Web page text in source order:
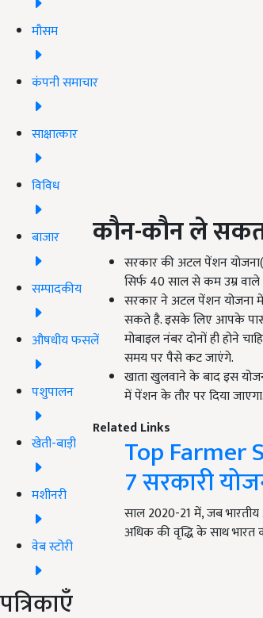
मौसम
कंपनी समाचार
साक्षात्कार
विविध
बाजार
सम्पादकीय
औषधीय फसलें
पशुपालन
खेती-बाड़ी
मशीनरी
वेब स्टोरी
पत्रिकाएँ
कौन-कौन ले
सरकार की अटल पेंशन
सिर्फ 40 साल से कम उम्र
सरकार ने अटल पेंशन योजना
सकते है. इसके लिए आपके पास
मोबाइल नंबर दोनों ही होने
समय पर पैसे कट जाएंगे.
खाता खुलवाने के बाद इस
में पेंशन के तौर पर दिया जाएगा.
Related Links
Top Farmer
7 सरकारी
साल 2020-21 में, जब भारतीय
अधिक की वृद्धि के साथ भारत